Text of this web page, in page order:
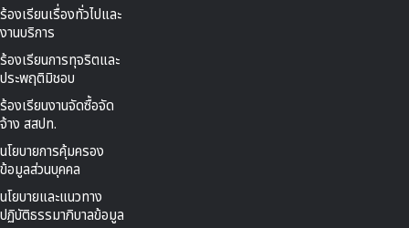
ร้องเรียนเรื่องทั่วไปและ
งานบริการ
ร้องเรียนการทุจริตและ
ประพฤติมิชอบ
ร้องเรียนงานจัดซื้อจัด
จ้าง สสปท.
นโยบายการคุ้มครอง
ข้อมูลส่วนบุคคล
นโยบายและแนวทาง
ปฏิบัติธรรมาภิบาลข้อมูล